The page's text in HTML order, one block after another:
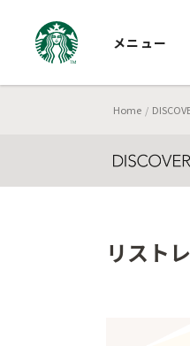
メニュー
Home
リスト